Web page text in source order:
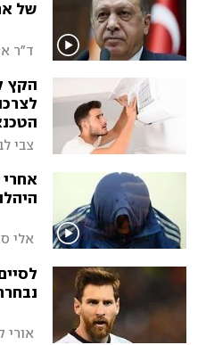
של
ד"ר
הקץ
צבי
אחרי
אלי
אורי